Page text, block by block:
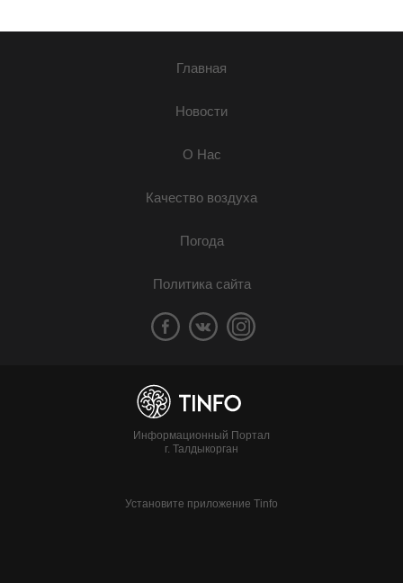
Главная
Новости
О Нас
Качество воздуха
Погода
Политика сайта
Информационный Портал
г. Талдыкорган
Установите приложение Tinfo